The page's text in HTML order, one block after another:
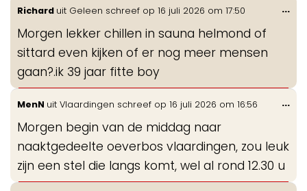
Richard uit Geleen schreef op 16 juli 2026 om 17:50
Morgen lekker chillen in sauna helmond of
sittard even kijken of er nog meer mensen
gaan?.ik 39 jaar fitte boy
...
MenN uit Vlaardingen schreef op 16 juli 2026 om 16:56
Morgen begin van de middag naar
naaktgedeelte oeverbos vlaardingen, zou leuk
zijn een stel die langs komt, wel al rond 12.30 u
...